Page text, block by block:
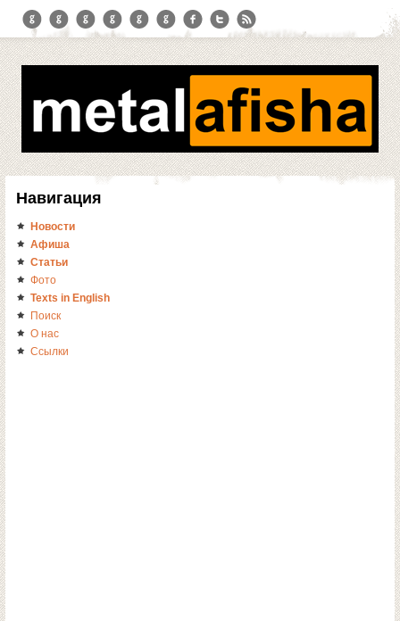
Навигация
Новости
Афиша
Статьи
Фото
Texts in English
Поиск
О нас
Ссылки